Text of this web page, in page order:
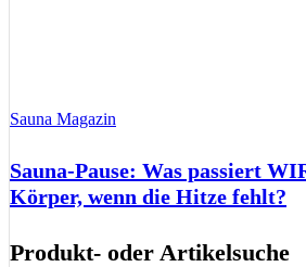
Sauna Magazin
Sauna-Pause: Was passiert
Körper, wenn die Hitze fehlt?
Produkt- oder Artikelsuche